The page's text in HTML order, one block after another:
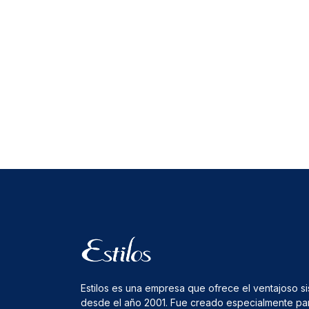
Estilos es una empresa que ofrece el ventajoso
desde el año 2001. Fue creado especialmente